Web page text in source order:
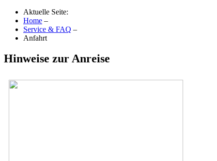
Aktuelle Seite:
Home –
Service & FAQ –
Anfahrt
Hinweise zur Anreise